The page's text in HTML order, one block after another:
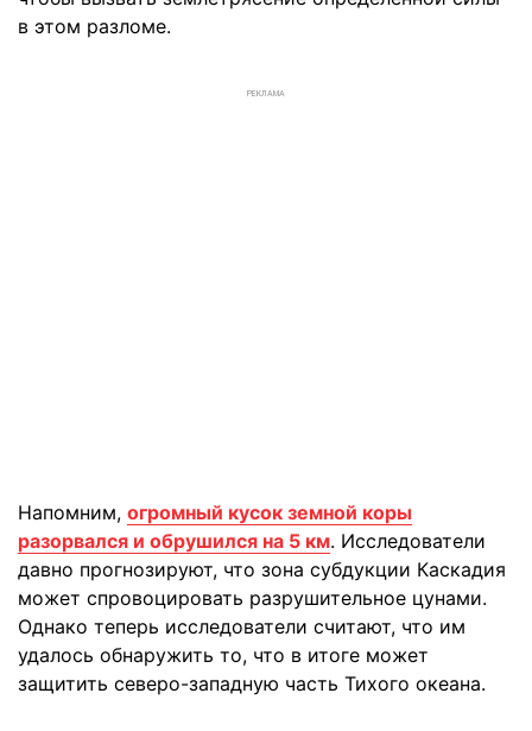
в этом разломе.
РЕКЛАМА
Напомним, огромный кусок земной коры
разорвался и обрушился на 5 км. Исследователи
давно прогнозируют, что зона субдукции Каскадия
может спровоцировать разрушительное цунами.
Однако теперь исследователи считают, что им
удалось обнаружить то, что в итоге может
защитить северо-западную часть Тихого океана.